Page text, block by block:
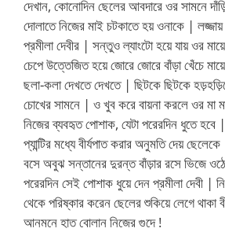
দেখান, কোনোদিন ছেলের আবদারে ওর সামনে
দোলাতে নিজের মাই চটকাতে হয় ওনাকে | লজ্জায়
প্রমীলা দেবীর | সন্তুও ল্যাংটো হয়ে যায় ওর
চেপে উত্তেজিত হয়ে জোরে জোরে বাঁড়া খেঁচে
ছলা-কলা দেখতে দেখতে | ছিটকে ছিটকে
চোখের সামনে | ও খুব করে বায়না করলে ওর মা
নিজের ব্যবহৃত পোশাক, যেটা পরেরদিন ধুতে হবে
প্যান্টির মধ্যে বীর্যপাত করার অনুমতি দেয়
বসে অবুঝ সন্তানের দুরন্ত বাঁড়ার রসে ভিজে ওঠে
পরেরদিন সেই পোশাক ধুয়ে দেন প্রমীলা দেবী |
থেকে পরিষ্কার করেন ছেলের শুকিয়ে লেগে থাকা
আনমনে হাত বোলান নিজের গুদে !